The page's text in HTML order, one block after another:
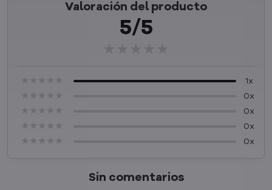
Valoración del producto
5/5
1x
0x
0x
0x
0x
Sin comentarios